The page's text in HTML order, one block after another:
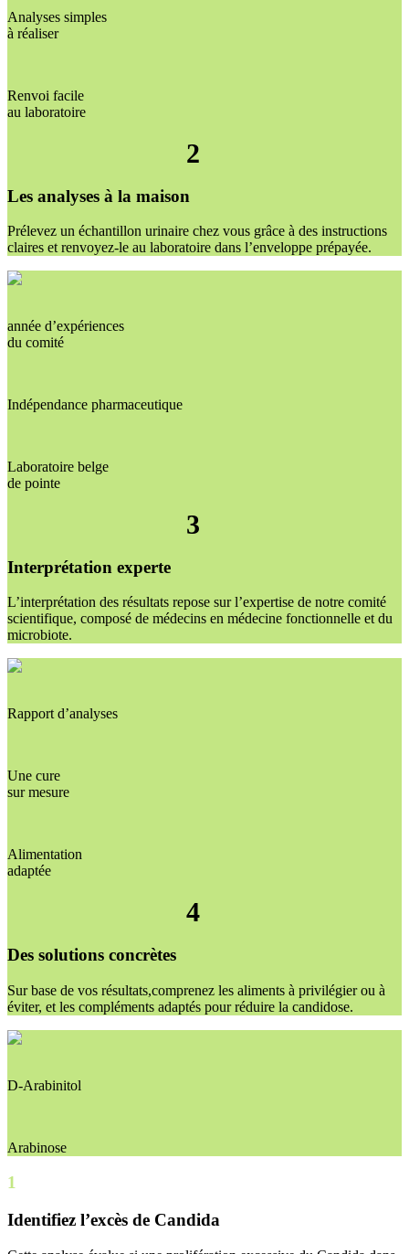
Analyses simples
à réaliser
Renvoi facile
au laboratoire
2
Les analyses à la maison
Prélevez un échantillon urinaire chez vous grâce à des instructions
claires et renvoyez-le au laboratoire dans l’enveloppe prépayée.
année d’expériences
du comité
Indépendance pharmaceutique
Laboratoire belge
de pointe
3
Interprétation experte
L’interprétation des résultats repose sur l’expertise de notre comité
scientifique, composé de médecins en médecine fonctionnelle et du
microbiote.
Rapport d’analyses
Une cure
sur mesure
Alimentation
adaptée
4
Des solutions concrètes
Sur base de vos résultats,comprenez les aliments à privilégier ou à
éviter, et les compléments adaptés pour réduire la candidose.
D-Arabinitol
Arabinose
1
Identifiez l’excès de Candida